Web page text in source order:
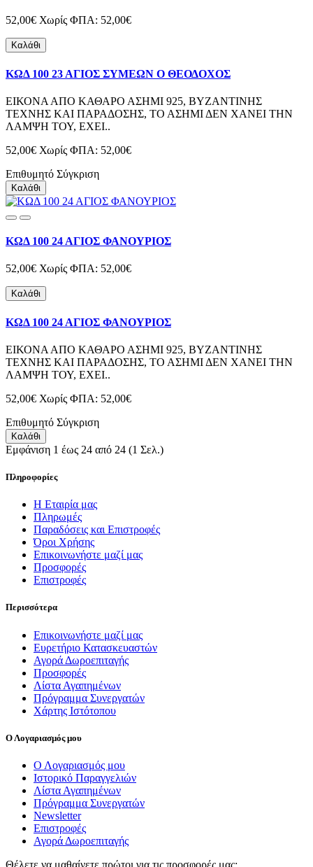
52,00€ Χωρίς ΦΠΑ: 52,00€
Καλάθι
ΚΩΔ 100 23 ΑΓΙΟΣ ΣΥΜΕΩΝ Ο ΘΕΟΔΟΧΟΣ
ΕΙΚΟΝΑ ΑΠΟ ΚΑΘΑΡΟ ΑΣΗΜΙ 925, ΒΥΖΑΝΤΙΝΗΣ
ΤΕΧΝΗΣ ΚΑΙ ΠΑΡΑΔΟΣΗΣ, ΤΟ ΑΣΗΜΙ ΔΕΝ ΧΑΝΕΙ ΤΗΝ
ΛΑΜΨΗ ΤΟΥ, ΕΧΕΙ..
52,00€ Χωρίς ΦΠΑ: 52,00€
Επιθυμητό Σύγκριση
Καλάθι
ΚΩΔ 100 24 ΑΓΙΟΣ ΦΑΝΟΥΡΙΟΣ
52,00€ Χωρίς ΦΠΑ: 52,00€
Καλάθι
ΚΩΔ 100 24 ΑΓΙΟΣ ΦΑΝΟΥΡΙΟΣ
ΕΙΚΟΝΑ ΑΠΟ ΚΑΘΑΡΟ ΑΣΗΜΙ 925, ΒΥΖΑΝΤΙΝΗΣ
ΤΕΧΝΗΣ ΚΑΙ ΠΑΡΑΔΟΣΗΣ, ΤΟ ΑΣΗΜΙ ΔΕΝ ΧΑΝΕΙ ΤΗΝ
ΛΑΜΨΗ ΤΟΥ, ΕΧΕΙ..
52,00€ Χωρίς ΦΠΑ: 52,00€
Επιθυμητό Σύγκριση
Καλάθι
Εμφάνιση 1 έως 24 από 24 (1 Σελ.)
Πληροφορίες
H Εταιρία μας
Πληρωμές
Παραδόσεις και Επιστροφές
Όροι Χρήσης
Επικοινωνήστε μαζί μας
Προσφορές
Επιστροφές
Περισσότερα
Επικοινωνήστε μαζί μας
Ευρετήριο Κατασκευαστών
Αγορά Δωροεπιταγής
Προσφορές
Λίστα Αγαπημένων
Πρόγραμμα Συνεργατών
Χάρτης Ιστότοπου
Ο Λογαριασμός μου
Ο Λογαριασμός μου
Ιστορικό Παραγγελιών
Λίστα Αγαπημένων
Πρόγραμμα Συνεργατών
Newsletter
Επιστροφές
Αγορά Δωροεπιταγής
Θέλετε να μαθαίνετε πρώτοι για τις προσφορές μας;